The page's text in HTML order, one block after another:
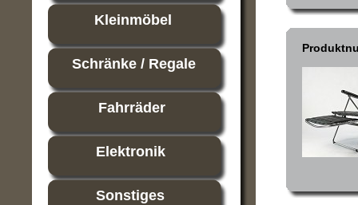
Kleinmöbel
Schränke / Regale
Fahrräder
Elektronik
Sonstiges